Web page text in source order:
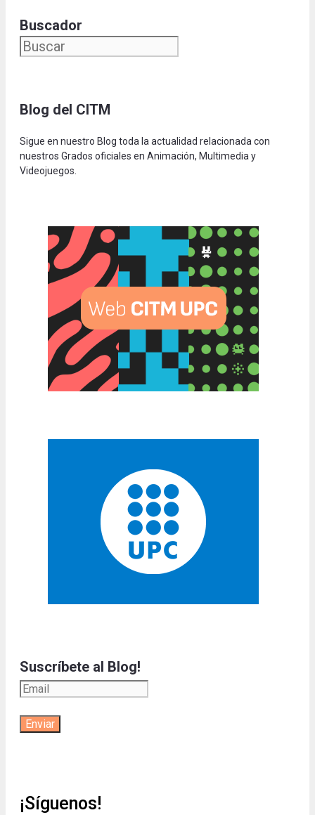
Buscador
Blog del CITM
Sigue en nuestro Blog toda la actualidad relacionada con
nuestros Grados oficiales en Animación, Multimedia y
Videojuegos.
Suscríbete al Blog!
¡Síguenos!